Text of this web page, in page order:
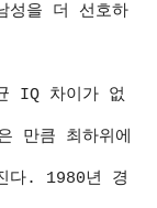
성을 더 선호하
IQ 차이가 없
만큼 최하위에
다. 1980년 경